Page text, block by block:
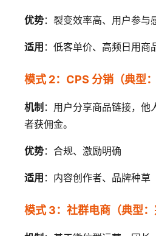
优势：裂变效率高、用户参与
适用 ：低客单价、高频日用商
模式 2：CPS 分销（典型：
机制 ：用户分享商品链接，他
者获佣金。
优势：合规、激励明确
适用 ：内容创作者、品牌种草
模式 3：社群电商（典型：